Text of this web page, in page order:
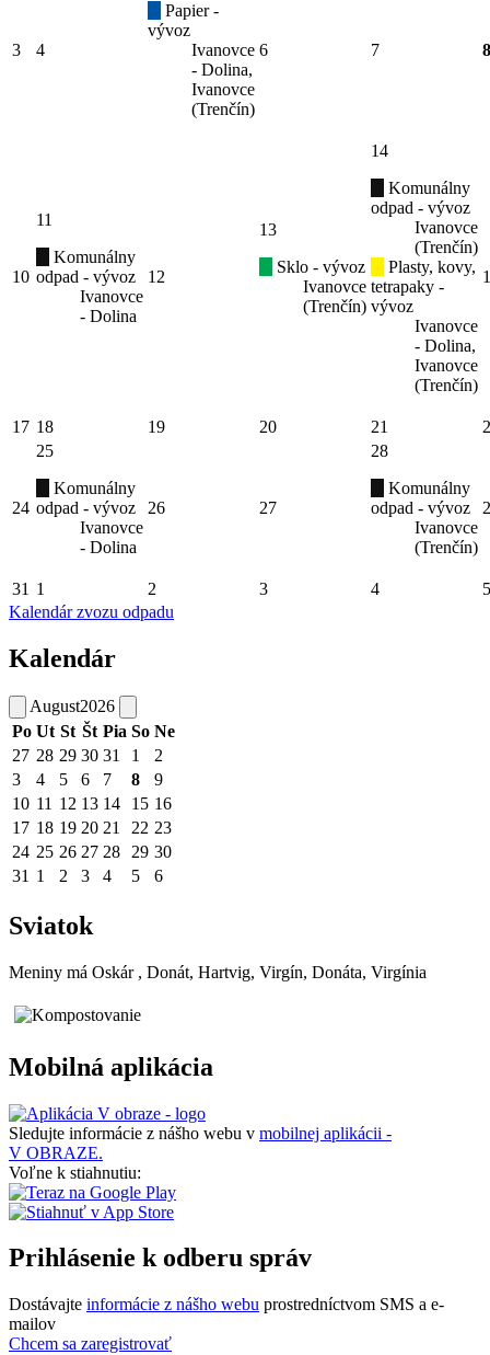
3 4
Papier -
vývoz
Ivanovce
- Dolina,
Ivanovce
(Trenčín)
6 7 8
10
11
Komunálny
odpad - vývoz
Ivanovce
- Dolina
12
13
Sklo - vývoz
Ivanovce
(Trenčín)
14
Komunálny
odpad - vývoz
Ivanovce
(Trenčín)
Plasty, kovy,
tetrapaky -
vývoz
Ivanovce
- Dolina,
Ivanovce
(Trenčín)
17 18 19 20 21
24
25
Komunálny
odpad - vývoz
Ivanovce
- Dolina
26 27
28
Komunálny
odpad - vývoz
Ivanovce
(Trenčín)
31 1 2 3 4
5
Kalendár zvozu odpadu
Kalendár
August2026
Po Ut St Št Pia So Ne
27 28 29 30 31 1
2
3
4 5 6 7 8
9
10 11 12 13 14 15 16
17 18 19 20 21 22 23
24 25 26 27 28 29 30
31 1 2 3 4 5 6
Sviatok
Meniny má Oskár , Donát, Hartvig, Virgín, Donáta, Virgínia
Mobilná aplikácia
Sledujte informácie z nášho webu v mobilnej aplikácii -
V OBRAZE.
Voľne k stiahnutiu:
Prihlásenie k odberu správ
Dostávajte informácie z nášho webu prostredníctvom SMS a e-
mailov
Chcem sa zaregistrovať